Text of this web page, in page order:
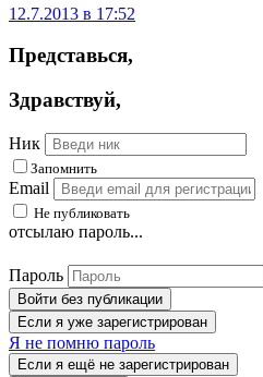
12.7.2013 в 17:52
Представься,
Здравствуй,
Ник
Запомнить
Email
Не публиковать
отсылаю пароль...
Пароль
Войти без публикации
Если я уже зарегистрирован
Я не помню пароль
Если я ещё не зарегистрирован